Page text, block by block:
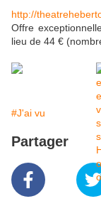
http://
Offre
lieu de 44 €
#J'ai vu
Partager